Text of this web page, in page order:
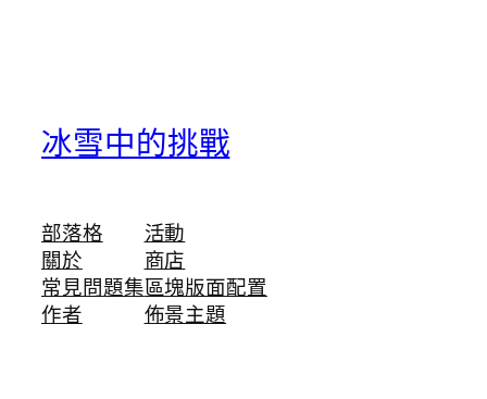
冰雪中的挑戰
部落格
關於
常見問題集
作者
活動
商店
區塊版面配置
佈景主題